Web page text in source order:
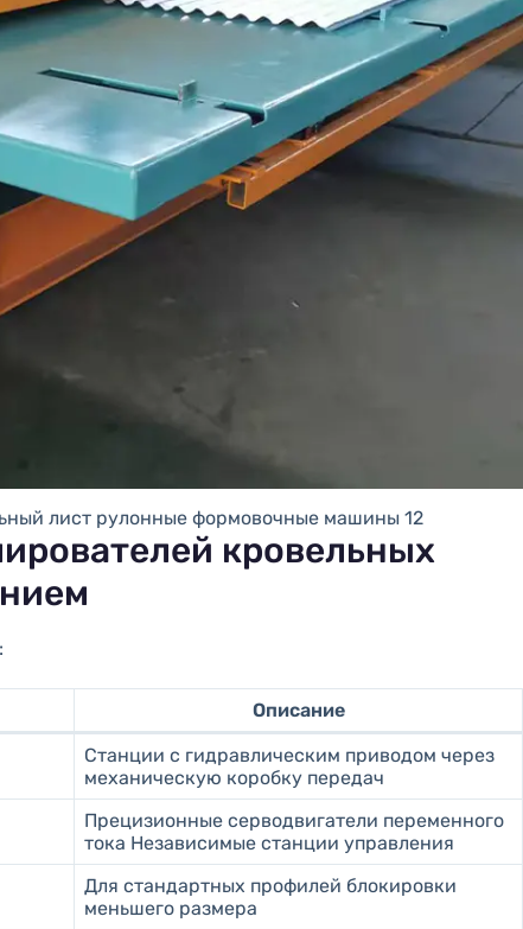
лист рулонные формовочные машины 12
кровельных
Описание
Станции с гидравлическим приводом через
механическую коробку передач
Прецизионные серводвигатели переменного
тока Независимые станции управления
Для стандартных профилей блокировки
меньшего размера